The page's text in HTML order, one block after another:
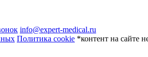
info@expert-medical.ru
Политика cookie *контент на сайте